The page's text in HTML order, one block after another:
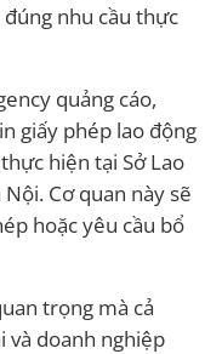
nhu cầu thực
quảng cáo,
giấy phép lao động
hiện tại Sở Lao
Cơ quan này sẽ
hoặc yêu cầu bổ
trọng mà cả
và doanh nghiệp